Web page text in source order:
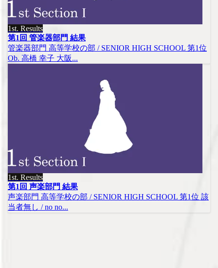
1st. Results
第1回 管楽器部門 結果
管楽器部門 高等学校の部 / SENIOR HIGH SCHOOL 第1位
Ob. 高橋 幸子 大阪...
1st. Results
第1回 声楽部門 結果
声楽部門 高等学校の部 / SENIOR HIGH SCHOOL 第1位 該
当者無し / no no...